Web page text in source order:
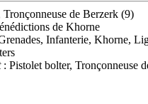
de Berzerk (9)
de Khorne
Infanterie, Khorne,
: Pistolet bolter, Tronçonneuse